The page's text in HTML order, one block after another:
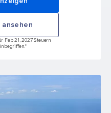
Feb 21, 2027 Steuern